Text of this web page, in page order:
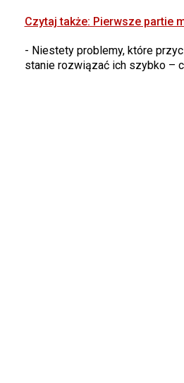
Czytaj także: Pierwsze partie
- Niestety problemy, które
stanie rozwiązać ich szybko –